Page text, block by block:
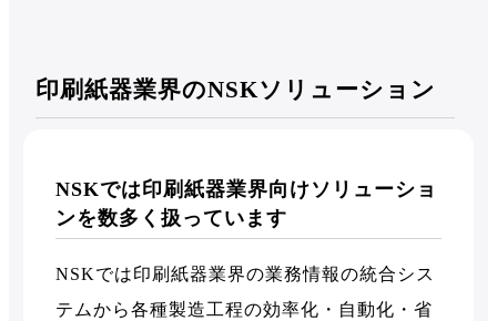
印刷紙器業界のNSKソリューション
NSKでは印刷紙器業界向けソリューショ
ンを数多く扱っています
NSKでは印刷紙器業界の業務情報の統合シス
テムから各種製造工程の効率化・自動化・省